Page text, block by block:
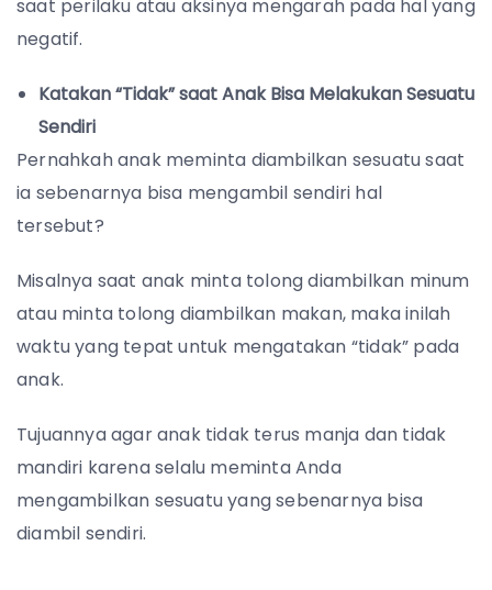
saat perilaku atau aksinya mengarah pada hal yang
negatif.
Katakan “Tidak” saat Anak Bisa Melakukan Sesuatu
Sendiri
Pernahkah anak meminta diambilkan sesuatu saat
ia sebenarnya bisa mengambil sendiri hal
tersebut?
Misalnya saat anak minta tolong diambilkan minum
atau minta tolong diambilkan makan, maka inilah
waktu yang tepat untuk mengatakan “tidak” pada
anak.
Tujuannya agar anak tidak terus manja dan tidak
mandiri karena selalu meminta Anda
mengambilkan sesuatu yang sebenarnya bisa
diambil sendiri.